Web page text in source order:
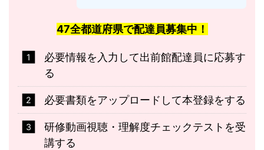
47全都道府県で配達員募集中！
必要情報を入力して出前館配達員に応募す
る
必要書類をアップロードして本登録をする
研修動画視聴・理解度チェックテストを受
講する